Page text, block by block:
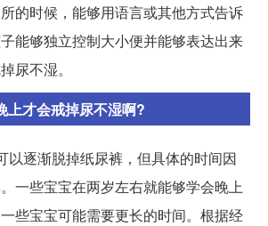
的时候，能够用语言或其他方式告诉
能够独立控制大小便并能够表达出来
尿不湿。
上才会戒掉尿不湿啊?
以逐渐脱掉纸尿裤，但具体的时间因
一些宝宝在两岁左右就能够学会晚上
些宝宝可能需要更长的时间。根据经